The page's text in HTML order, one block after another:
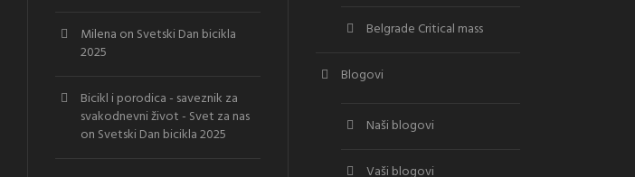
Milena on Svetski Dan bicikla
2025
Bicikl i porodica - saveznik za
svakodnevni život - Svet za nas
on Svetski Dan bicikla 2025
Belgrade Critical mass
Blogovi
Naši blogovi
Vaši blogovi